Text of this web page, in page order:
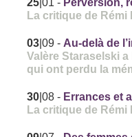
Perversion,
La critique de Rémi
03 |09 - Au-delà de
Valère Staraselski
qui ont perdu la
30 |08 - Errances et
La critique de Rémi